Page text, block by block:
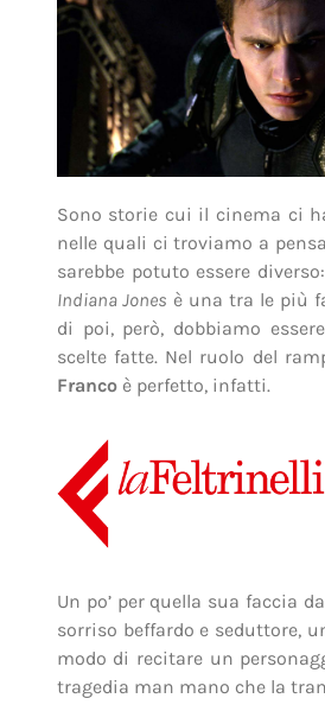
Sono storie cui il cinema ci
nelle quali ci troviamo a
sarebbe potuto essere diverso:
Indiana Jones è una tra le più
di poi, però, dobbiamo
scelte fatte. Nel ruolo del
Francoè perfetto, infatti.
Un po’ per quella sua faccia
sorriso beffardo e seduttore,
modo di recitare un
tragedia man mano che la